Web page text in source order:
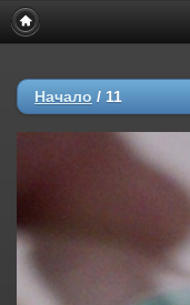
Начало / 11